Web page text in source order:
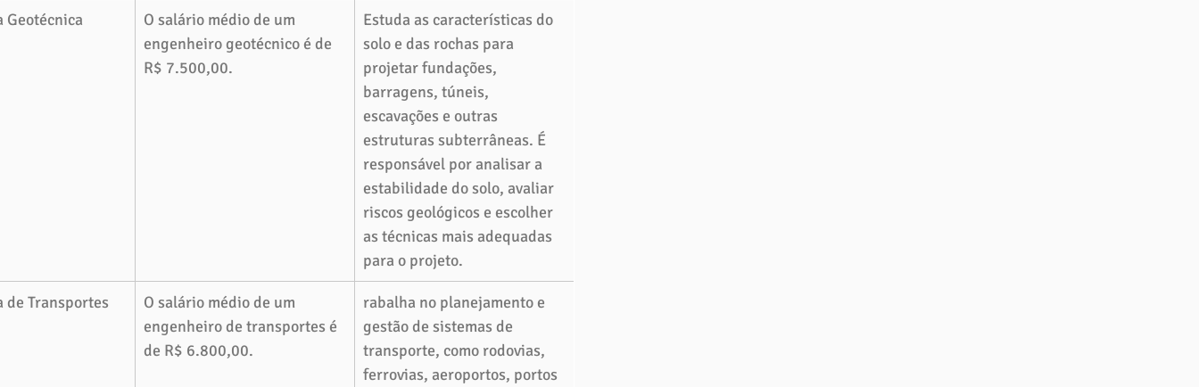
Geotécnica
O salário médio de um
engenheiro geotécnico é de
R$ 7.500,00.
Estuda as características do
solo e das rochas para
projetar fundações,
barragens, túneis,
escavações e outras
estruturas subterrâneas. É
responsável por analisar a
estabilidade do solo, avaliar
riscos geológicos e escolher
as técnicas mais adequadas
para o projeto.
de Transportes
O salário médio de um
engenheiro de transportes é
de R$ 6.800,00.
rabalha no planejamento e
gestão de sistemas de
transporte, como rodovias,
ferrovias, aeroportos, portos